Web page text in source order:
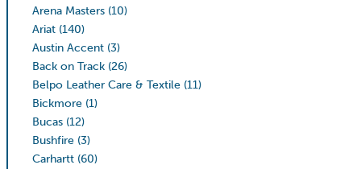
Arena Masters (10)
Ariat (140)
Austin Accent (3)
Back on Track (26)
Belpo Leather Care & Textile (11)
Bickmore (1)
Bucas (12)
Bushfire (3)
Carhartt (60)